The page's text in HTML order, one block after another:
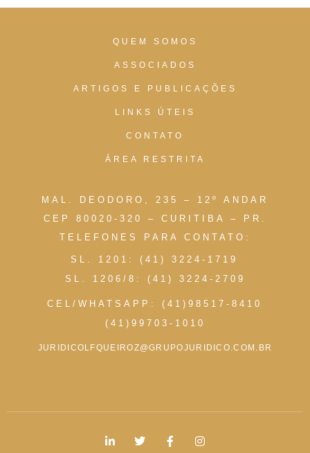
QUEM SOMOS
ASSOCIADOS
ARTIGOS E PUBLICAÇÕES
LINKS ÚTEIS
CONTATO
ÁREA RESTRITA
MAL. DEODORO, 235 – 12º ANDAR
CEP 80020-320 – CURITIBA – PR.
TELEFONES PARA CONTATO:
SL. 1201: (41) 3224-1719
SL. 1206/8: (41) 3224-2709
CEL/WHATSAPP: (41)98517-8410
(41)99703-1010
JURIDICOLFQUEIROZ@GRUPOJURIDICO.COM.BR